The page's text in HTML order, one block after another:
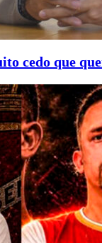
cedo que